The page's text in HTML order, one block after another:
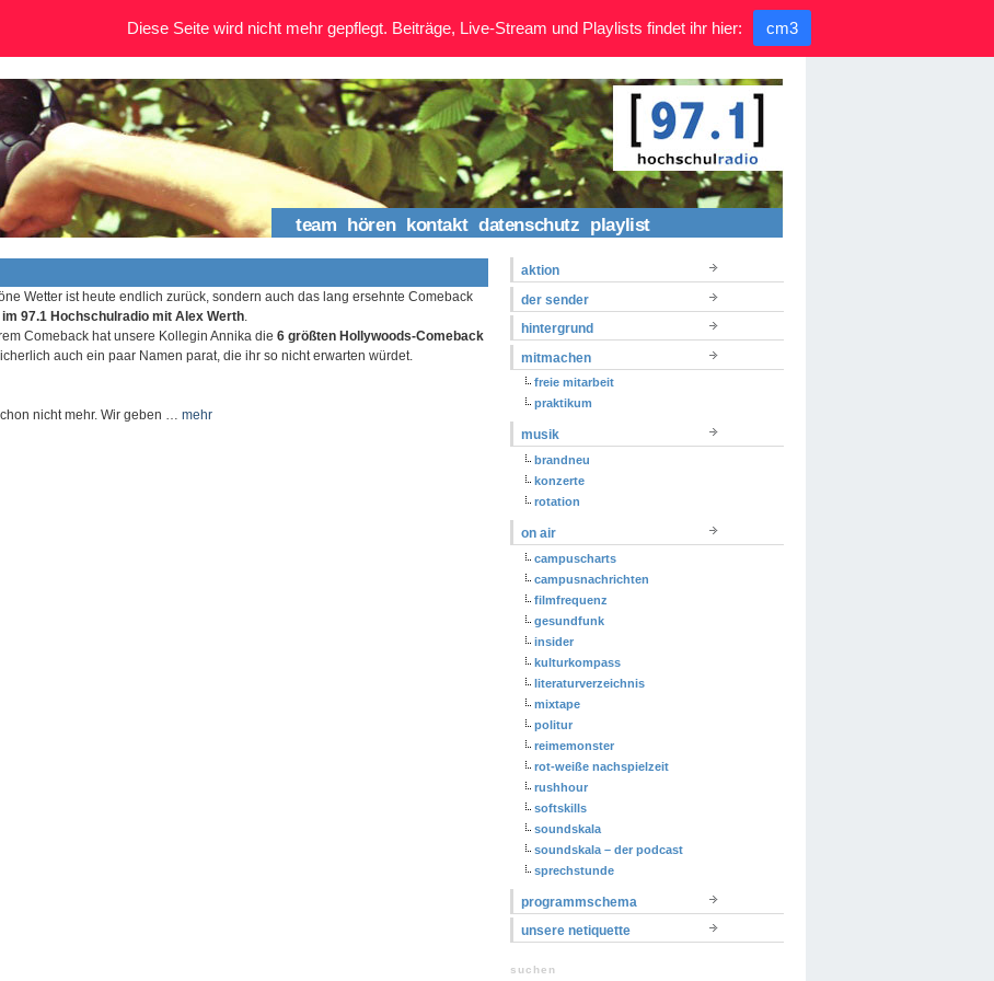
team hören kontakt datenschutz playlist
Wetter ist heute endlich zurück, sondern auch das lang ersehnte Comeback
97.1 Hochschulradio mit Alex Werth
Comeback hat unsere Kollegin Annika die 6 größten Hollywoods-Comeback
auch ein paar Namen parat, die ihr so nicht erwarten würdet.
nicht mehr. Wir geben … mehr
aktion
der sender
hintergrund
mitmachen
freie mitarbeit
praktikum
musik
brandneu
konzerte
rotation
on air
campuscharts
campusnachrichten
filmfrequenz
gesundfunk
insider
kulturkompass
literaturverzeichnis
mixtape
politur
reimemonster
rot-weiße nachspielzeit
rushhour
softskills
soundskala
soundskala – der podcast
sprechstunde
programmschema
unsere netiquette
suchen
Diese Seite wird nicht mehr gepflegt. Beiträge, Live-Stream und Playlists findet ihr hier: cm3